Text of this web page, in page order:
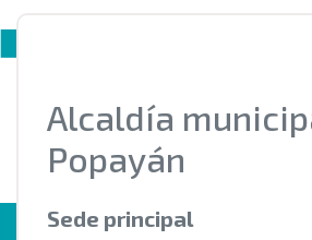
Alcaldía
Popayán
Sede principal